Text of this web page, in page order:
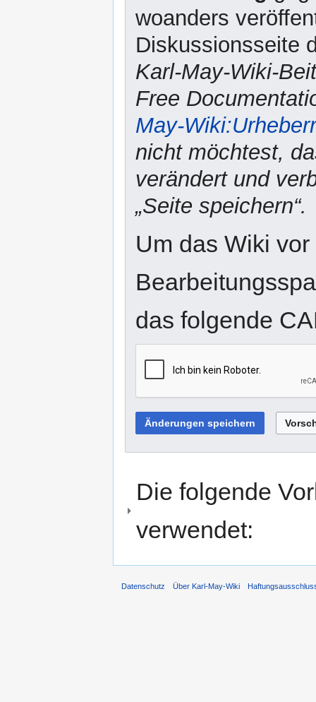
woanders
Diskussionsseite
Karl-May-Wiki-
Free
May-
nicht möchtest,
verändert und
„Seite speichern“.
Um das Wiki
das folgende
Die folgende
verwendet:
Datenschutz Über Karl-May-Wiki